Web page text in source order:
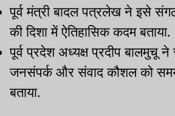
पूर्व मंत्री बादल पत्रलेख ने इसे
की दिशा में ऐतिहासिक कदम बताया.
पूर्व प्रदेश अध्यक्ष प्रदीप बालमुचू ने
जनसंपर्क और संवाद कौशल को
बताया.